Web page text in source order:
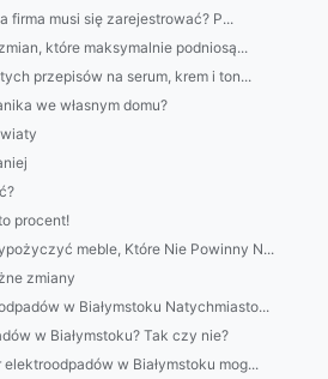
firma musi się zarejestrować? P...
które maksymalnie podniosą...
przepisów na serum, krem i ton...
we własnym domu?
procent!
meble, Które Nie Powinny N...
zmiany
w Białymstoku Natychmiasto...
w Białymstoku? Tak czy nie?
w Białymstoku mog...